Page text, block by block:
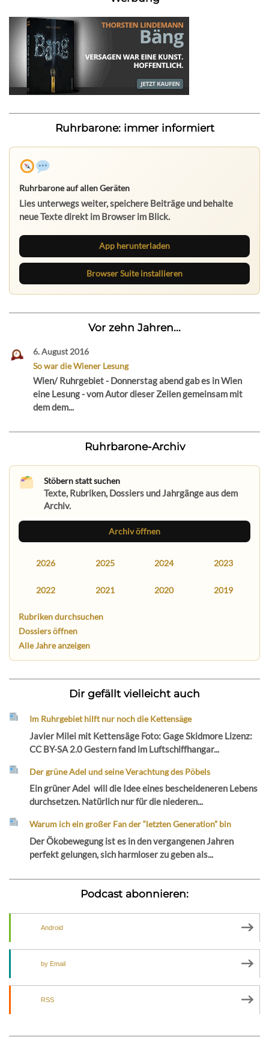
Ruhrbarone: immer informiert
Ruhrbarone auf allen Geräten
Lies unterwegs weiter, speichere Beiträge und behalte
neue Texte direkt im Browser im Blick.
App herunterladen
Browser Suite installieren
Vor zehn Jahren...
6. August 2016
So war die Wiener Lesung
Wien/ Ruhrgebiet - Donnerstag abend gab es in Wien
eine Lesung - vom Autor dieser Zeilen gemeinsam mit
dem dem...
Ruhrbarone-Archiv
Stöbern statt suchen
Texte, Rubriken, Dossiers und Jahrgänge aus dem
Archiv.
Archiv öffnen
2026 2025 2024 2023
2022 2021 2020 2019
Rubriken durchsuchen
Dossiers öffnen
Alle Jahre anzeigen
Dir gefällt vielleicht auch
Im Ruhrgebiet hilft nur noch die Kettensäge
Javier Milei mit Kettensäge Foto: Gage Skidmore Lizenz:
CC BY-SA 2.0 Gestern fand im Luftschiffhangar...
Der grüne Adel und seine Verachtung des Pöbels
Ein grüner Adel will die Idee eines bescheideneren Lebens
durchsetzen. Natürlich nur für die niederen...
Warum ich ein großer Fan der “letzten Generation” bin
Der Ökobewegung ist es in den vergangenen Jahren
perfekt gelungen, sich harmloser zu geben als...
Podcast abonnieren:
Android
by Email
RSS